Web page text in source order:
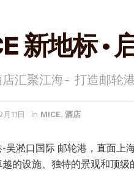
新地标 ·
店汇聚江海- 打造邮轮
11日 in MICE, 酒店
吴淞口国际 邮轮港，直面上
的设施、独特的景观和顶级